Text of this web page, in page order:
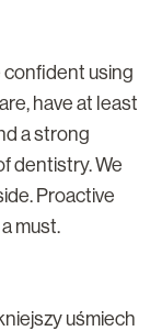
confident using
have at least
a strong
dentistry. We
Proactive
must.
uśmiech